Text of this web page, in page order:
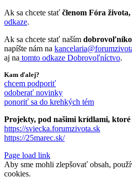
Ak sa chcete stať členom Fóra života,
odkaze.
Ak sa chcete stať naším
napíšte nám na
aj na tomto odkaze Dobrovoľníctvo.
Kam ďalej?
chcem podporiť
odoberať novinky
ponoriť sa do krehkých tém
Projekty, pod našimi krídlami, ktoré
https://sviecka.forumzivota.sk
https://25marec.sk/
Page load link
Aby sme mohli zlepšovať obsah,
cookies.